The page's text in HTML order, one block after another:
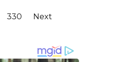
330 Next